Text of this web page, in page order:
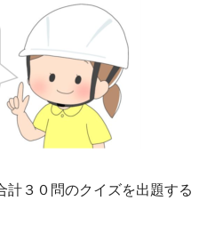
計３０問のクイズを出題する